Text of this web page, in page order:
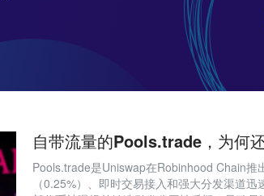
自带流量的Pools.trade，为何
Pools.trade是Uniswap在Robinhood Chain
（0.25%）、即时交易接入和强大分发渠道